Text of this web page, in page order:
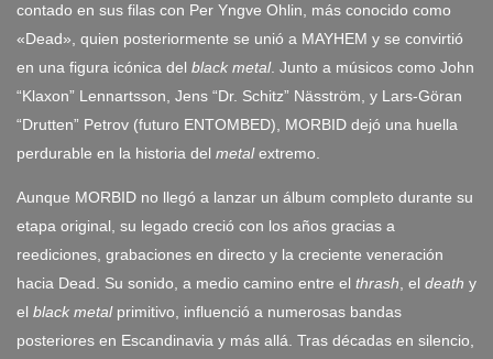
contado en sus filas con Per Yngve Ohlin, más conocido como
«Dead», quien posteriormente se unió a MAYHEM y se convirtió
en una figura icónica del black metal. Junto a músicos como John
“Klaxon” Lennartsson, Jens “Dr. Schitz” Näsström, y Lars-Göran
“Drutten” Petrov (futuro ENTOMBED), MORBID dejó una huella
perdurable en la historia del metalextremo.
Aunque MORBID no llegó a lanzar un álbum completo durante su
etapa original, su legado creció con los años gracias a
reediciones, grabaciones en directo y la creciente veneración
hacia Dead. Su sonido, a medio camino entre el thrash, el death y
el black metalprimitivo, influenció a numerosas bandas
posteriores en Escandinavia y más allá. Tras décadas en silencio,